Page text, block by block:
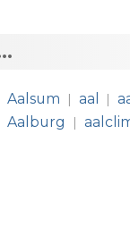
Aalsum | aal |
Aalburg |